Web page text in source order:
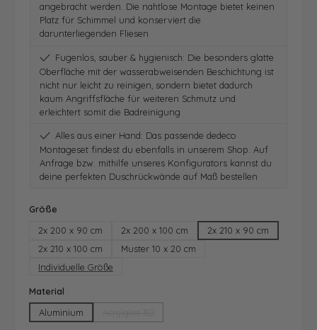
angebracht werden. Die nahtlose Montage bietet keinen
Platz für Schimmel und konserviert die
darunterliegenden Fliesen
Fugenlos, sauber & hygienisch: Die besonders glatte
Oberfläche mit der wasserabweisenden Beschichtung ist
nicht nur leicht zu reinigen, sondern bietet dadurch
kaum Angriffsfläche für weiteren Schmutz und
erleichtert somit die Badreinigung
Alles aus einer Hand: Das passende dedeco
Montageset findest du ebenfalls in unserem Shop. Auf
Anfrage bzw. mithilfe unseres Konfigurators kannst du
deine perfekten Duschrückwände auf Maß bestellen
Größe
2x 200 x 90 cm
2x 200 x 100 cm
2x 210 x 90 cm
2x 210 x 100 cm
Muster 10 x 20 cm
Individuelle Größe
Material
Aluminium